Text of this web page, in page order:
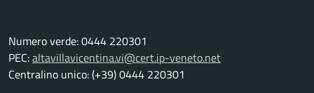
Numero verde: 0444 220301
PEC:altavillavicentina.vi@cert.ip-veneto.net
Centralino unico: (+39) 0444 220301